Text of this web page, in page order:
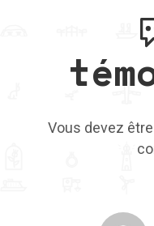
Vous devez être